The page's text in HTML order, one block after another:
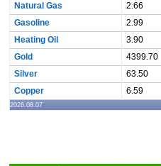
Natural Gas
2.66
Gasoline
2.99
Heating Oil
3.90
Gold
4399.70
Silver
63.50
Copper
6.59
2026.08.07